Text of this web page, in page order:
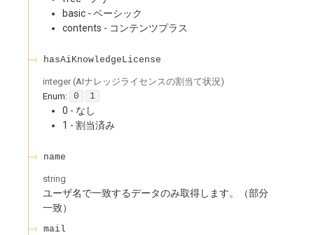
basic - ベーシック
contents - コンテンツプラス
hasAiKnowledgeLicense
integer(AIナレッジライセンスの割当て状況 )
Enum: 0 1
0 - なし
1 - 割当済み
name
string
ユーザ名で一致するデータのみ取得します。（部分
一致）
mail